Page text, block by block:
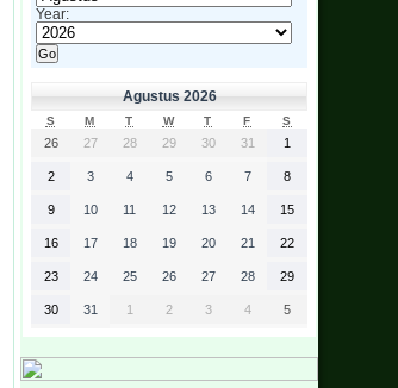
Year:
Agustus 2026
S M T W T F S
26 27 28 29 30 31 1
2 3 4 5 6 7 8
9 10 11 12 13 14 15
16 17 18 19 20 21 22
23 24 25 26 27 28 29
30 31 1 2 3 4 5